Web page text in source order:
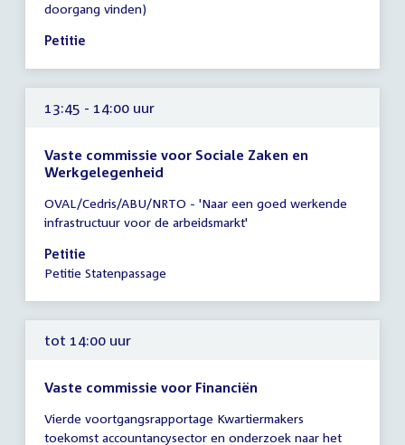
13:30
-
uur
doorgang vinden)
Petitie
13:45 - 14:00 uur
Vaste commissie voor Sociale Zaken en
Werkgelegenheid
vergadering
13:45
-
14:00
OVAL/Cedris/ABU/NRTO - 'Naar een goed werkende
infrastructuur voor de arbeidsmarkt'
Petitie
Petitie Statenpassage
tot 14:00 uur
Vaste commissie voor Financiën
vergadering
Vierde voortgangsrapportage Kwartiermakers
toekomst accountancysector en onderzoek naar het